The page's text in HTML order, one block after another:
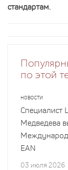
стандартам.
по этой
НОВОСТИ
Специалист
Медведева
EAN
03 июля 2026